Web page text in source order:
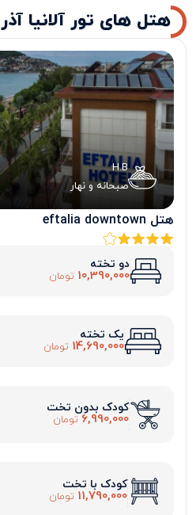
هتل های تور آلانیا آذر
H.B
صبحانه و نهار
هتل eftalia downtown
دو تخته
10,390,000 تومان
یک تخته
14,690,000 تومان
کودک بدون تخت
6,990,000 تومان
کودک با تخت
11,790,000 تومان